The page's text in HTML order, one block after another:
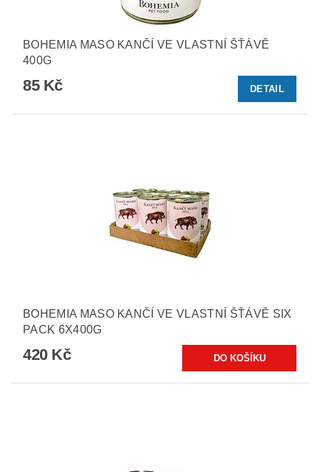
BOHEMIA MASO KANČÍ VE VLASTNÍ ŠŤÁVĚ
400G
85 Kč DETAIL
BOHEMIA MASO KANČÍ VE VLASTNÍ ŠŤÁVĚ SIX
PACK 6X400G
420 Kč